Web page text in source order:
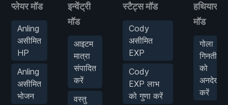
प्लेयर मॉड
Anling
असीमित
HP
Anling
असीमित
भोजन
इन्वेंट्री
मॉड
आइटम
मात्रा
संपादित
करें
वस्तु
स्टैट्स मॉड
Cody
असीमित
EXP
Cody
EXP लाभ
को गुणा करें
हथियार
मॉड
गोला
गिनती
को
अनदेखा
करें